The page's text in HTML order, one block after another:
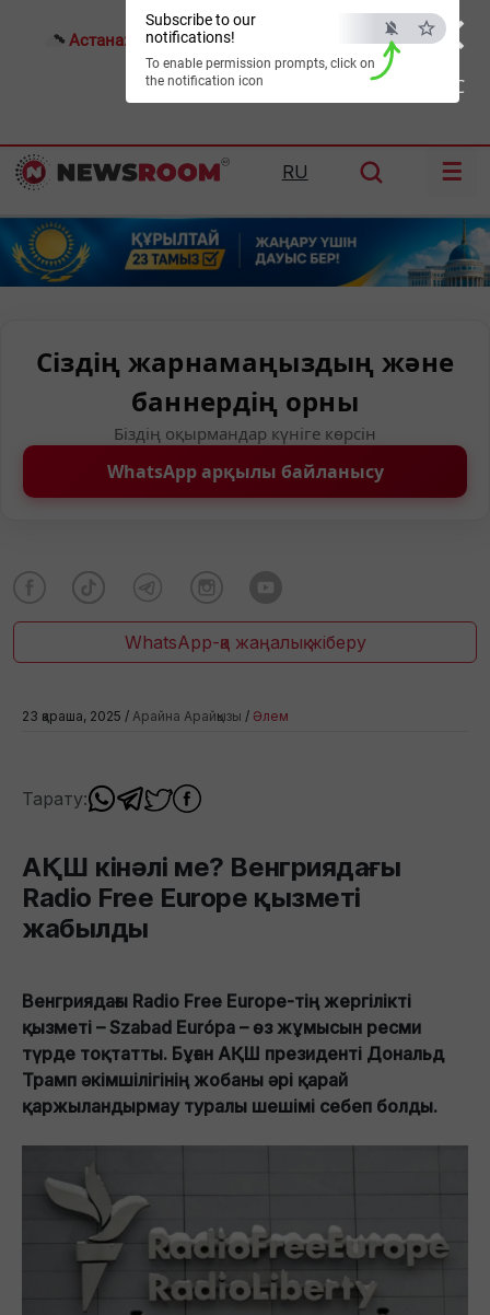
×
ESC
Subscribe to our
notifications!
To enable permission prompts, click on
the notification icon
Астана: 24°C Алматы: Шымкент:37°C
RU ☰
Сіздің жарнамаңыздың және
баннердің орны
Біздің оқырмандар күніге көрсін
WhatsApp арқылы байланысу
WhatsApp-қа жаңалық жіберу
23 қараша, 2025 / Арайна Арайқызы / Әлем
Тарату:
АҚШ кінәлі ме? Венгриядағы
Radio Free Europe қызметі
жабылды
Венгриядағы Radio Free Europe-тің жергілікті
қызметі – Szabad Európa – өз жұмысын ресми
түрде тоқтатты. Бұған АҚШ президенті Дональд
Трамп әкімшілігінің жобаны әрі қарай
қаржыландырмау туралы шешімі себеп болды.